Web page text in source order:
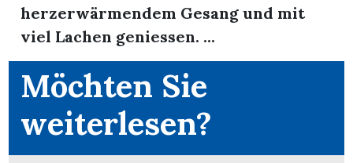
herzerwärmendem Gesang und mit
viel Lachen geniessen. ...
Möchten Sie
weiterlesen?